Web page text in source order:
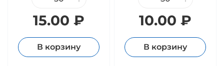
15.00 ₽
В корзину
10.00 ₽
В корзину